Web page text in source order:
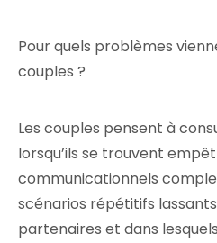
Pour quels problèmes
couples ?
Les couples pensent à
lorsqu’ils se trouvent
communicationnels
scénarios répétitifs
partenaires et dans